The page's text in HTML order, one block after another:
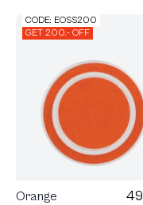
CODE: EOSS200
GET 200.- OFF
Orange